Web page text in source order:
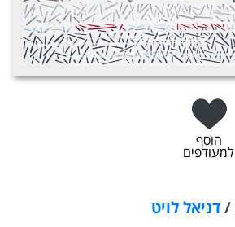
הוסף
למעודפים
דניאל לויט